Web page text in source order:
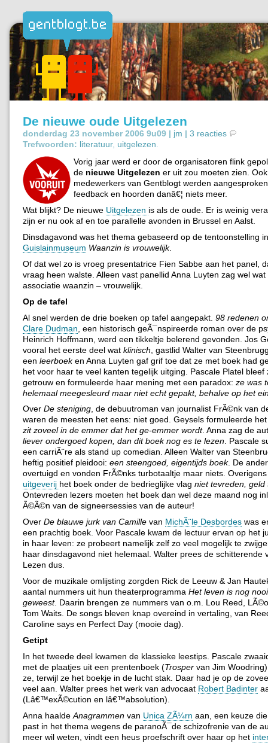
De nieuwe oude Uitgelezen
donderdag 23 november 2006 9u09 | jm | 3 reacties
Trefwoorden: literatuur, uitgelezen
Vorig jaar werd er door de organisatoren flink
de nieuwe Uitgelezen er uit zou moeten zien.
medewerkers van Gentblogt werden
feedback en hoorden danâ€¦ niets meer.
Wat blijkt? De nieuwe Uitgelezen is als de oude. Er is weinig
zijn er nu ook af en toe parallelle avonden in Brussel en Aalst.
Dinsdagavond was het thema gebaseerd op de tentoonstelling
Guislainmuseum Waanzin is vrouwelijk.
Of dat wel zo is vroeg presentatrice Fien Sabbe aan het panel,
vraag heen walste. Alleen vast panellid Anna Luyten zag wel wat
associatie waanzin – vrouwelijk.
Op de tafel
Al snel werden de drie boeken op tafel aangepakt. 98 redenen
Clare Dudman , een historisch geÃ¯nspireerde roman over de
Heinrich Hoffmann, werd een tikkeltje belerend gevonden. Jos
vooral het eerste deel wat klinisch , gastlid Walter van
een leerboeken Anna Luyten gaf grif toe dat ze met boek had
het voor haar te veel kanten tegelijk uitging. Pascale Platel bleef
getrouw en formuleerde haar mening met een paradox: ze was
helemaal meegesleurd maar niet echt gepakt, behalve op het
Over De steniging, de debuutroman van journalist FrÃ©nk van
waren de meesten het eens: niet goed. Geysels formuleerde
zit zoveel in de emmer dat het ge-emmer wordt. Anna zag de
liever ondergoed kopen, dan dit boek nog es te lezen. Pascale
een carriÃ¨re als stand up comedian. Alleen Walter van
heftig positief pleidooi: een steengoed, eigentijds boek. De
overtuigd en vonden FrÃ©nks turbotaaltje maar niets.
uitgeverij het boek onder de bedrieglijke vlag niet tevreden, geld
Ontevreden lezers moeten het boek dan wel deze maand nog
Ã©Ã©n van de signeersessies van de auteur!
Over De blauwe jurk van Camille van MichÃ¨le Desbordes was
een prachtig boek. Voor Pascale kwam de lectuur ervan op het
in haar leven: ze probeert namelijk zelf zo veel mogelijk te
haar dinsdagavond niet helemaal. Walter prees de schitterende
Lezen dus.
Voor de muzikale omlijsting zorgden Rick de Leeuw & Jan
aantal nummers uit hun theaterprogramma Het leven is nog
geweest. Daarin brengen ze nummers van o.m. Lou Reed,
Tom Waits. De songs bleven knap overeind in vertaling, van
Caroline says en Perfect Day (mooie dag).
Getipt
In het tweede deel kwamen de klassieke leestips. Pascale
met de plaatjes uit een prentenboek (Trosper van Jim
ze, terwijl ze het boekje in de lucht stak. Daar had je op de
veel aan. Walter prees het werk van advocaat Robert Badinter
(Lâ€™exÃ©cution en lâ€™absolution).
Anna haaldeAnagrammen van Unica ZÃ¼rn aan, een keuze
past in het thema wegens de paranoÃ¯de schizofrenie van de
meer wil weten, vindt een heus proefschrift over haar op het